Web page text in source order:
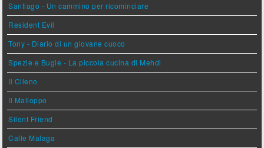
Santiago - Un cammino per ricominciare
Resident Evil
Tony - Diario di un giovane cuoco
Spezie e Bugie - La piccola cucina di Mehdi
Il Cileno
Il Malloppo
Silent Friend
Calle Malaga